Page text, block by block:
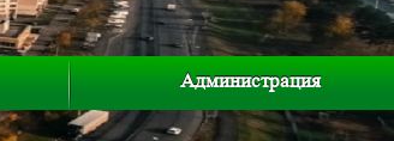
Администрация